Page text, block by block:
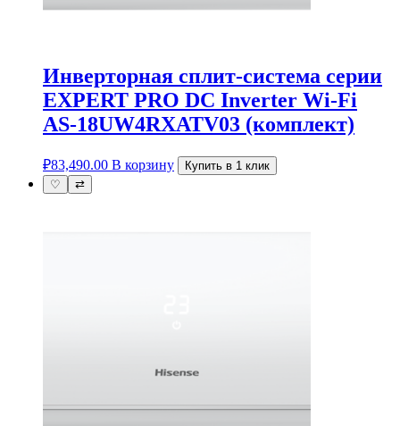
Инверторная cплит-система серии
EXPERT PRO DC Inverter Wi-Fi
AS-18UW4RXATV03 (комплект)
₽83,490.00 В корзину
Купить в 1 клик
♡
⇄